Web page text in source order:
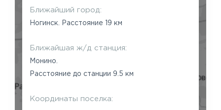
Ближайший город:
Ногинск. Расстояние 19 км
Ближайшая ж/д станция:
Монино.
Расстояние до станции 9.5 км
Координаты поселка: